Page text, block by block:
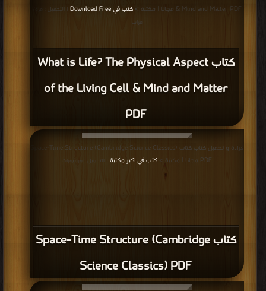
كتاب What is Life? The Physical Aspect
of the Living Cell & Mind and Matter
PDF
& Mind and Matter PDF مجانا | مكتبة >
كتب في Download Free
| التحميل : مرة/
مرات
كتاب Space-Time Structure (Cambridge
Science Classics) PDF
قراءة و تحميل كتاب كتاب Space-Time Structure (Cambridge Science Classics)
PDF مجانا | مكتبة >
كتب في اكبر مكتبة | التحميل : مرة/مرات